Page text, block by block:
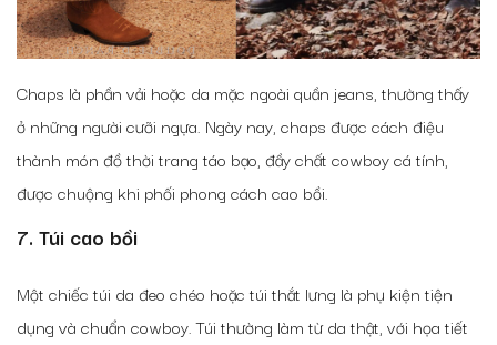
Chaps là phần vải hoặc da mặc ngoài quần jeans, thường thấy
ở những người cưỡi ngựa. Ngày nay, chaps được cách điệu
thành món đồ thời trang táo bạo, đầy chất cowboy cá tính,
được chuộng khi phối phong cách cao bồi.
7. Túi cao bồi
Một chiếc túi da đeo chéo hoặc túi thắt lưng là phụ kiện tiện
dụng và chuẩn cowboy. Túi thường làm từ da thật, với họa tiết